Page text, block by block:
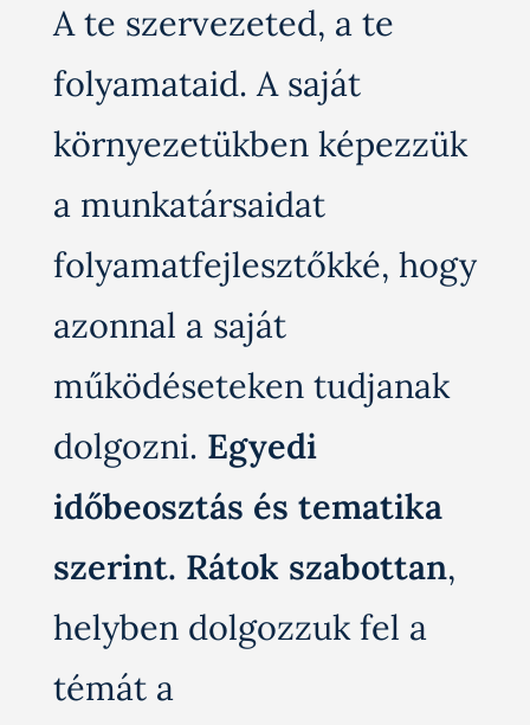
A te szervezeted, a te
folyamataid. A saját
környezetükben képezzük
a munkatársaidat
folyamatfejlesztőkké, hogy
azonnal a saját
működéseteken tudjanak
dolgozni. Egyedi
időbeosztás és tematika
szerint. Rátok szabottan,
helyben dolgozzuk fel a
témát a